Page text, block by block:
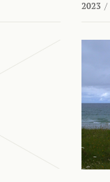
2023 /